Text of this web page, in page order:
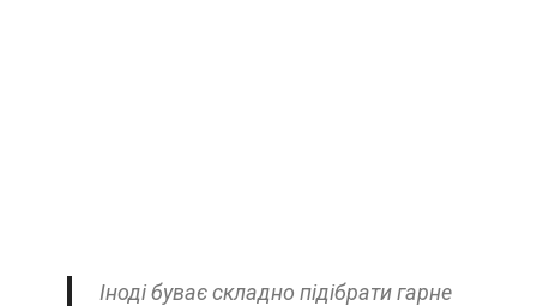
Іноді буває складно підібрати гарне